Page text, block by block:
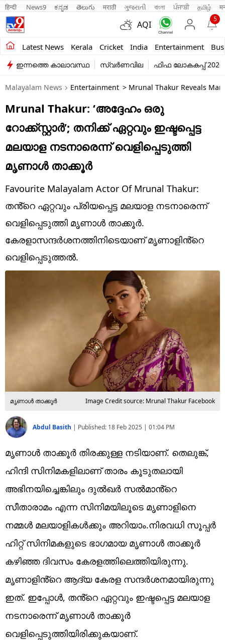
हिन्दी News9 ಕನ್ನಡ తెలుగు मराठी ગુજરાતી বাংলা ਪੰਜਾਬੀ தமிழ்
AQI
5
Latest News Kerala Cricket India Entertainment
Kerala
India
Entertainment
Business
Education
Lifestyle
world
Technology
Religion
Web Story
Short Videos
ഇന്നത്തെ കാലാവസ്ഥ സ്വർണവില ഫിഫ ലോകകപ്പ് 2026
Malayalam News Entertainment > Mrunal Thakur Reveals
Mrunal Thakur: ‘അദ്ദേഹം ഒരു
റോക്ക്സ്റ്റാർ’; തനിക്ക് ഏറ്റവും ഇഷ്ടപ്പെട്ട
മലയാള നടനാരെന്ന് വെളിപ്പെടുത്തി
മൃണാൾ താക്കൂർ
Favourite Malayalam Actor Of Mrunal Thakur:
തൻ്റെ ഏറ്റവും പ്രിയപ്പെട്ട മലയാള നടനാരെന്ന്
വെളിപ്പെടുത്തി മൃണാൾ താക്കൂർ.
കേരളാസന്ദർശനത്തിനിടെയാണ് മൃണാളിൻ്റെ
വെളിപ്പെടുത്തൽ.
മൃണാൾ താക്കൂർ Image Credit source: Mrunal Thakur Facebook
Abdul Basith | Published: 18 Feb 2025 | 01:04 PM
മൃണാൾ താക്കൂർ തിരക്കുള്ള നടിയാണ്. തെലുങ്ക്,
ഹിന്ദി സിനിമകളിലാണ് താരം കൂടുതലായി
അഭിനയിച്ചെങ്കിലും ദുൽഖർ സൽമാൻ്റെ
സീതാരാമം എന്ന സിനിമയിലൂടെ മൃണാളിനെ
നമ്മൾ മലയാളികൾക്കും അറിയാം.നിരവധി സൂപ്പർ
ഹിറ്റ് സിനിമകളുടെ ഭാഗമായ മൃണാൾ താക്കൂർ
കഴിഞ്ഞ ദിവസം കേരളത്തിലെത്തിയിരുന്നു.
മൃണാളിൻ്റെ ആദ്യ കേരള സന്ദർശനമായിരുന്നു
ഇത്. ഇപ്പോൾ, തൻ്റെ ഏറ്റവും ഇഷ്ടപ്പെട്ട മലയാള
നടനാരെന്ന് മൃണാൾ താക്കൂർ
വെളിപ്പെടുത്തിയിരിക്കുകയാണ്.